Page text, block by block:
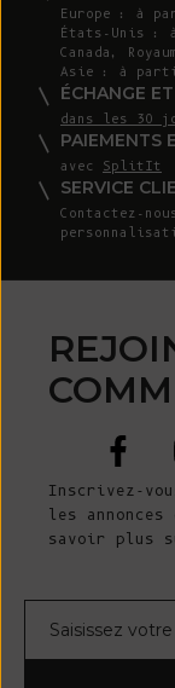
Europe : à
États-Unis :
Canada,
Asie : à
ÉCHANGE
dans les 30
PAIEMENTS
avec SplitIt
SERVICE
Contactez-
Inscrivez-
les
savoir plus